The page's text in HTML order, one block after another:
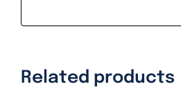
Related products